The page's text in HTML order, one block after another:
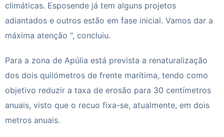
climáticas. Esposende já tem alguns projetos
adiantados e outros estão em fase inicial. Vamos dar a
máxima atenção “, concluiu.
Para a zona de Apúlia está prevista a renaturalização
dos dois quilómetros de frente marítima, tendo como
objetivo reduzir a taxa de erosão para 30 centímetros
anuais, visto que o recuo fixa-se, atualmente, em dois
metros anuais.